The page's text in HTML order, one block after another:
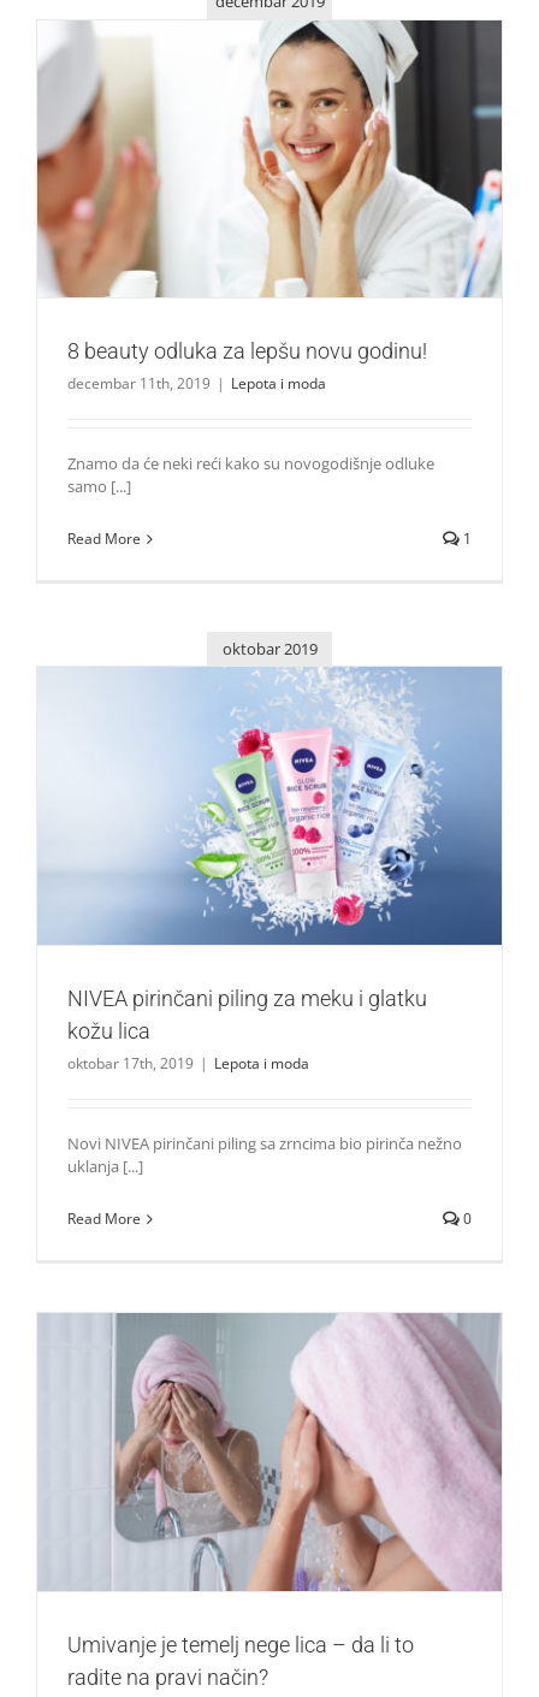
8 beauty odluka za lepšu novu godinu!
Lepota i moda
8 beauty odluka za lepšu novu godinu!
decembar 11th, 2019 | Lepota i moda
Znamo da će neki reći kako su novogodišnje odluke
samo [...]
Read More 1
oktobar 2019
NIVEA pirinčani piling za meku i glatku kožu lica
Lepota i moda
NIVEA pirinčani piling za meku i glatku
kožu lica
oktobar 17th, 2019 | Lepota i moda
Novi NIVEA pirinčani piling sa zrncima bio pirinča nežno
uklanja [...]
Read More 0
Umivanje je temelj nege lica – da li to radite na pravi
način?
Lepota i moda
Umivanje je temelj nege lica – da li to
radite na pravi način?